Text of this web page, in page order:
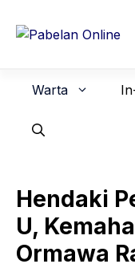
Warta
Hendaki
U,
Ormawa